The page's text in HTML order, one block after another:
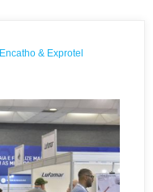
Encatho & Exprotel